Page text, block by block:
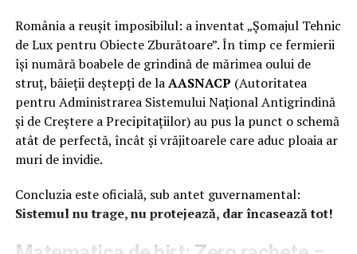
aprilie 2018 ca “urmare a reorganizarii DIPI,
reorganizare care insa se finalizase pana la finele anului
2017.
Pentru cunoscatori facem precizarea ca ofiterul
Constantin Sorin fusese detasat la DNA ST Ploiesti fiind
trecut pe un stat de plata asa zis “M”, in care MAI nu
mai era obligat sa ii pastreze postul iar in aprilie 2018
acesta s-a pensionat beneficiind ilegal de “precizarea”
urma.
Cum a fost posibila o astfel de pensionare ilegala?
România a reușit imposibilul: a inventat „Șomajul Tehnic
de Lux pentru Obiecte Zburătoare”. În timp ce fermierii
își numără boabele de grindină de mărimea oului de
struț, băieții deștepți de laAASNACP (Autoritatea
pentru Administrarea Sistemului Național Antigrindină
și de Creștere a Precipitațiilor) au pus la punct o schemă
atât de perfectă, încât și vrăjitoarele care aduc ploaia ar
muri de invidie.
Concluzia este oficială, sub antet guvernamental:
Sistemul nu trage, nu protejează, dar încasează tot!